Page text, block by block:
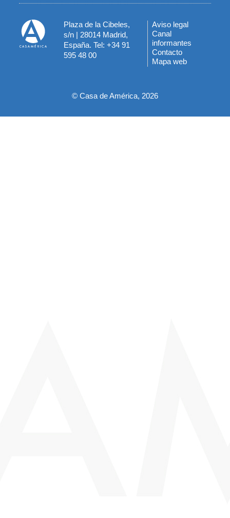
Plaza de la Cibeles,
s/n | 28014 Madrid,
España. Tel: +34 91
595 48 00
Menú
del
pie
Aviso legal
Canal
informantes
Contacto
Mapa web
© Casa de América, 2026